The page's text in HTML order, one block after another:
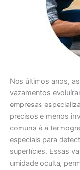
Nos últimos anos,
vazamentos
empresas
precisos e menos
comuns é a
especiais para
superfícies. Essas
umidade oculta,